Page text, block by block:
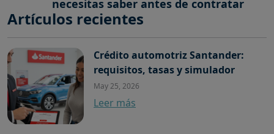
necesitas saber antes de contratar
Artículos recientes
Crédito automotriz Santander:
requisitos, tasas y simulador
May 25, 2026
Leer más